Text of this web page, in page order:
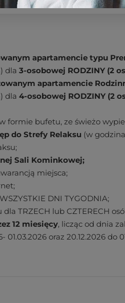
apartamencie typu
dla 3-osobowej RODZINY (2
apartamencie
dla 4-osobowej RODZINY (2
formie bufetu, ze świeżo
do Strefy Relaksu (w
Sali Kominkowej;
miejsca;
DNI TYGODNIA;
TRZECH lub CZTERECH
12 miesięcy, licząc od dnia
01.03.2026 oraz 20.12.2026